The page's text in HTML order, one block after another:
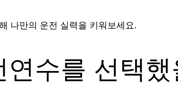
나만의 운전 실력을 키워보세요.
수를 선택했